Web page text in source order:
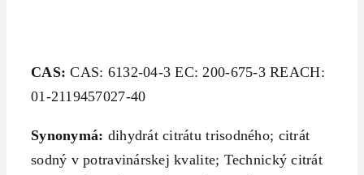
CAS:CAS: 6132-04-3 EC: 200-675-3 REACH:
01-2119457027-40
Synonymá: dihydrát citrátu trisodného; citrát
sodný v potravinárskej kvalite; Technický citrát